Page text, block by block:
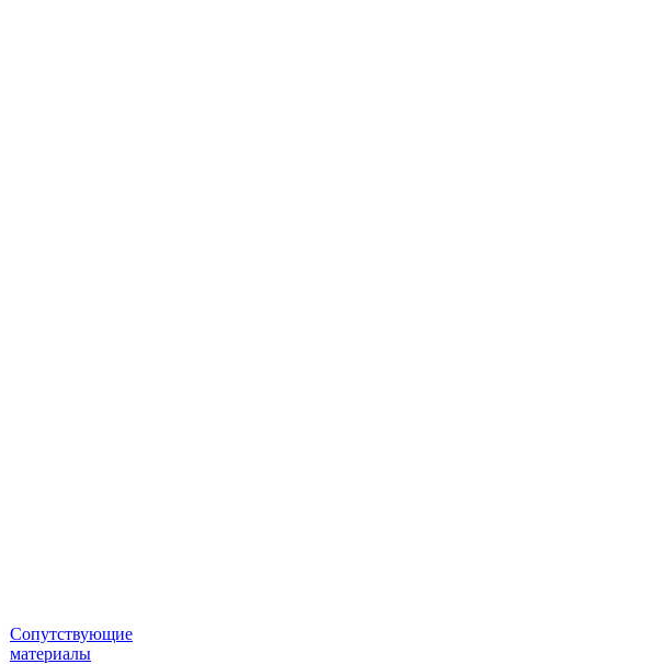
Сопутствующие
материалы